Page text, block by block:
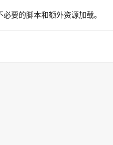
要的脚本和额外资源加载。